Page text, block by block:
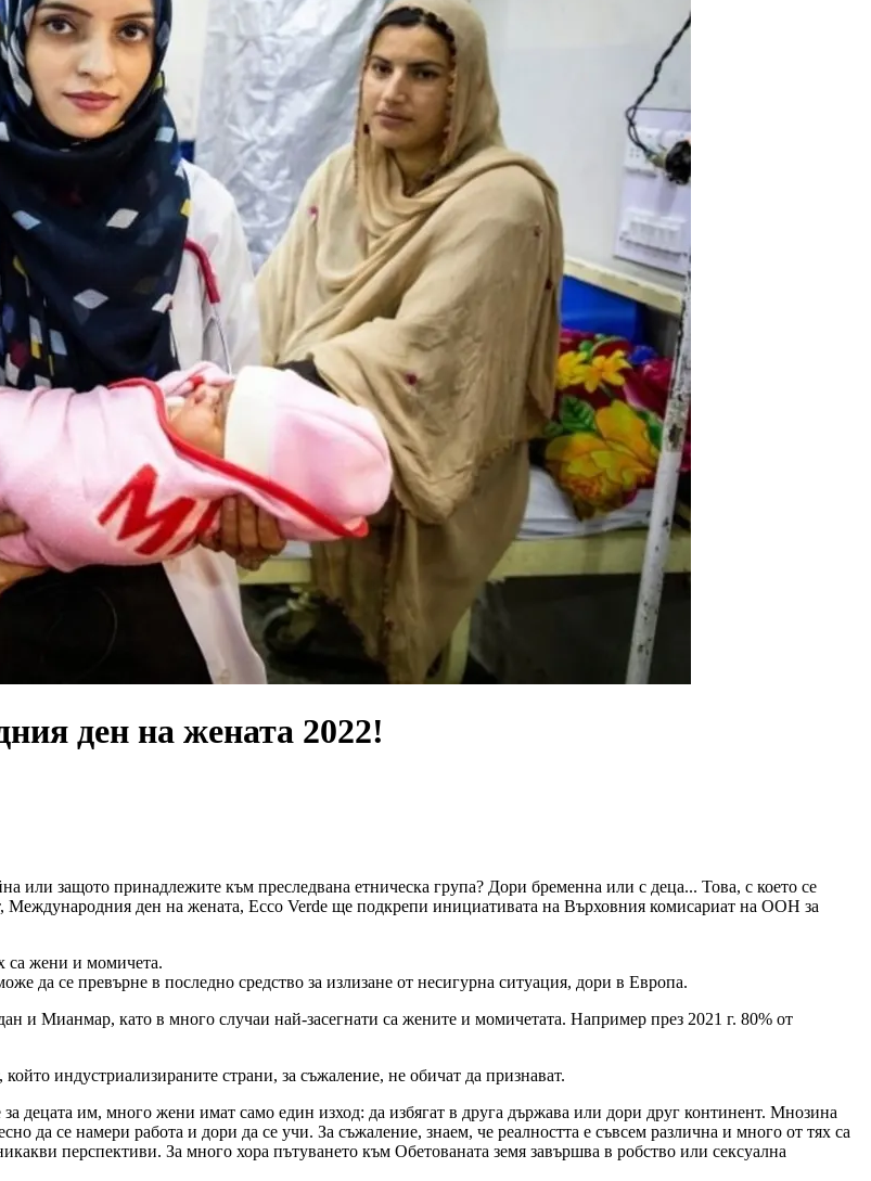
ден на жената 2022!
или защото принадлежите към преследвана етническа група? Дори бременна или с деца... Това, с което се
Международния ден на жената, Ecco Verde ще подкрепи инициативата на Върховния комисариат на ООН за
са жени и момичета.
да се превърне в последно средство за излизане от несигурна ситуация, дори в Европа.
и Мианмар, като в много случаи най-засегнати са жените и момичетата. Например през 2021 г. 80% от
който индустриализираните страни, за съжаление, не обичат да признават.
децата им, много жени имат само един изход: да избягат в друга държава или дори друг континент. Мнозина
да се намери работа и дори да се учи. За съжаление, знаем, че реалността е съвсем различна и много от тях са
перспективи. За много хора пътуването към Обетованата земя завършва в робство или сексуална